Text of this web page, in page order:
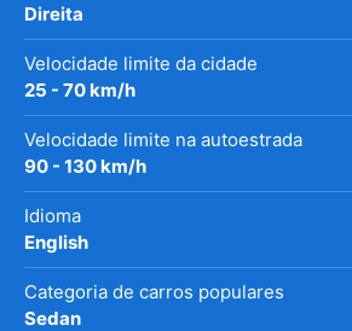
Direita
Velocidade limite da cidade
25 - 70 km/h
Velocidade limite na autoestrada
90 - 130 km/h
Idioma
English
Categoria de carros populares
Sedan